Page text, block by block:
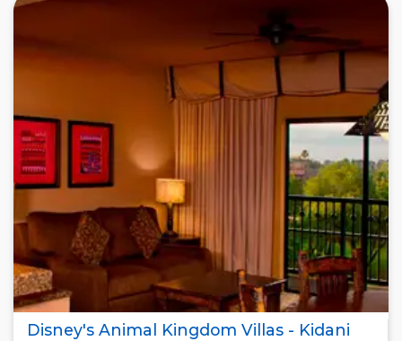
Disney's Animal Kingdom Villas - Kidani